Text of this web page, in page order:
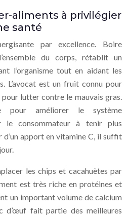
aliments à privilégier
santé
par excellence. Boire
du corps, rétablit un
l’organisme tout en aidant les
L’avocat est un fruit connu pour
lutter contre le mauvais gras.
pour améliorer le système
le consommateur à tenir plus
apport en vitamine C, il suffit
les chips et cacahuètes par
est très riche en protéines et
un important volume de calcium
d’œuf fait partie des meilleures